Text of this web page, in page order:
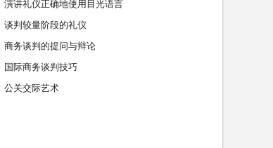
演讲礼仪正确地使用目光语言
谈判较量阶段的礼仪
商务谈判的提问与辩论
国际商务谈判技巧
公关交际艺术